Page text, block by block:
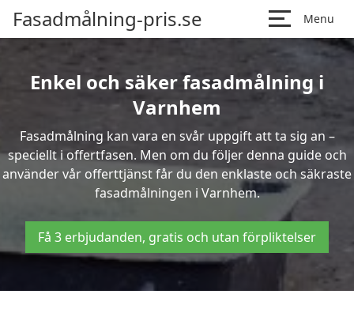
Fasadmålning-pris.se Menu
Enkel och säker fasadmålning i
Varnhem
Fasadmålning kan vara en svår uppgift att ta sig an –
speciellt i offertfasen. Men om du följer denna guide och
använder vår offerttjänst får du den enklaste och säkraste
fasadmålningen i Varnhem.
Få 3 erbjudanden, gratis och utan förpliktelser